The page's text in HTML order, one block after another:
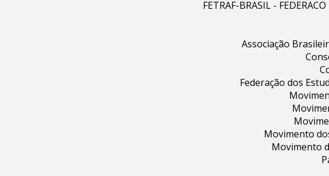
FETRAF-BRASIL -
Associação
Federação dos
Movimento
Movimento